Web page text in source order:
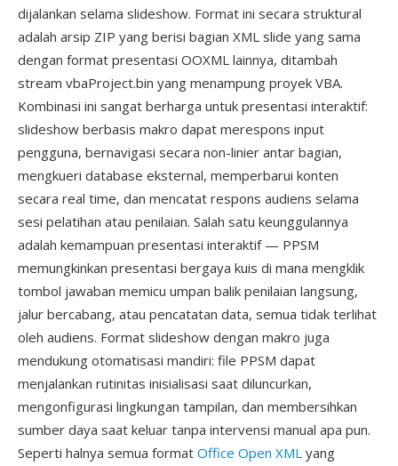
dijalankan selama slideshow. Format ini secara struktural
adalah arsip ZIP yang berisi bagian XML slide yang sama
dengan format presentasi OOXML lainnya, ditambah
stream vbaProject.bin yang menampung proyek VBA.
Kombinasi ini sangat berharga untuk presentasi interaktif:
slideshow berbasis makro dapat merespons input
pengguna, bernavigasi secara non-linier antar bagian,
mengkueri database eksternal, memperbarui konten
secara real time, dan mencatat respons audiens selama
sesi pelatihan atau penilaian. Salah satu keunggulannya
adalah kemampuan presentasi interaktif — PPSM
memungkinkan presentasi bergaya kuis di mana mengklik
tombol jawaban memicu umpan balik penilaian langsung,
jalur bercabang, atau pencatatan data, semua tidak terlihat
oleh audiens. Format slideshow dengan makro juga
mendukung otomatisasi mandiri: file PPSM dapat
menjalankan rutinitas inisialisasi saat diluncurkan,
mengonfigurasi lingkungan tampilan, dan membersihkan
sumber daya saat keluar tanpa intervensi manual apa pun.
Seperti halnya semua format Office Open XML yang